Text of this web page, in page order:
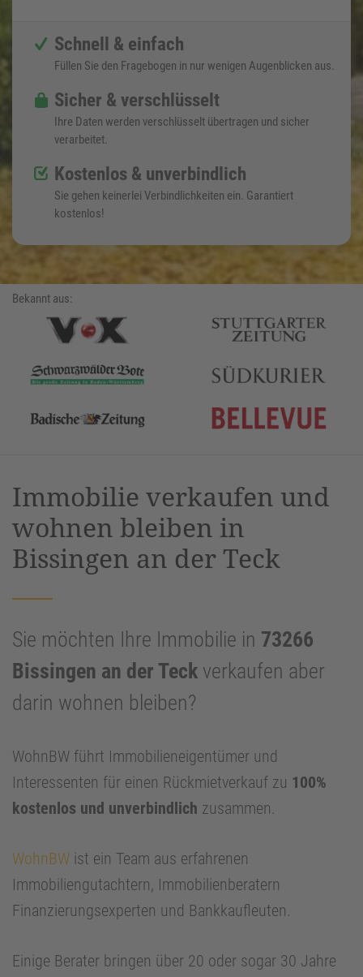
Schnell & einfach
Füllen Sie den Fragebogen in nur wenigen Augenblicken aus.
Sicher & verschlüsselt
Ihre Daten werden verschlüsselt übertragen und sicher
verarbeitet.
Kostenlos & unverbindlich
Sie gehen keinerlei Verbindlichkeiten ein. Garantiert
kostenlos!
Bekannt aus:
Immobilie verkaufen und
wohnen bleiben in
Bissingen an der Teck
Sie möchten Ihre Immobilie in 73266
Bissingen an der Teck verkaufen aber
darin wohnen bleiben?
WohnBW führt Immobilieneigentümer und
Interessenten für einen Rückmietverkauf zu 100%
kostenlos und unverbindlich zusammen.
WohnBW ist ein Team aus erfahrenen
Immobiliengutachtern, Immobilienberatern
Finanzierungsexperten und Bankkaufleuten.
Einige Berater bringen über 20 oder sogar 30 Jahre